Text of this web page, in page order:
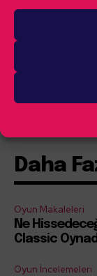
Daha
Oyun Makaleleri
Ne
Classic
Oyun İncelemeleri